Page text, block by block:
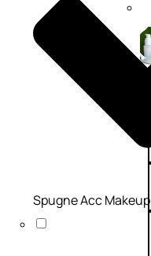
Spugne Acc Makeup